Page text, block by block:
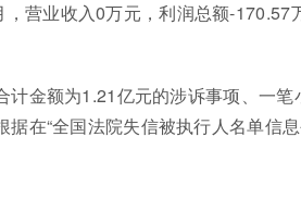
营业收入0万元，利润总额-170.57
计金额为1.21亿元的涉诉事项、一
在“全国法院失信被执行人名单信